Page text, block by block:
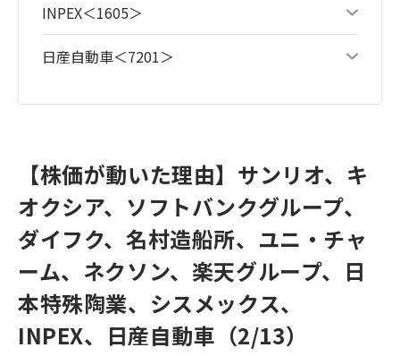
INPEX＜1605＞
日産自動車＜7201＞
【株価が動いた理由】サンリオ、キ
オクシア、ソフトバンクグループ、
ダイフク、名村造船所、ユニ・チャ
ーム、ネクソン、楽天グループ、日
本特殊陶業、シスメックス、
INPEX、日産自動車（2/13）